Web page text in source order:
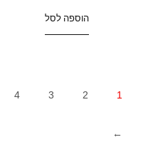
הוספה לסל
1
2
3
4
←